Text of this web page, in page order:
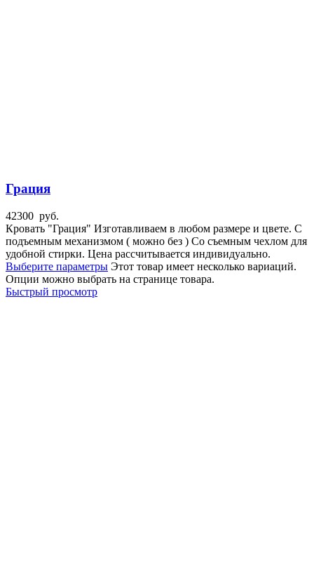
Грация
42300 руб.
Кровать "Грация" Изготавливаем в любом размере и цвете. С
подъемным механизмом ( можно без ) Со съемным чехлом для
удобной стирки. Цена рассчитывается индивидуально.
Выберите параметры Этот товар имеет несколько вариаций.
Опции можно выбрать на странице товара.
Быстрый просмотр